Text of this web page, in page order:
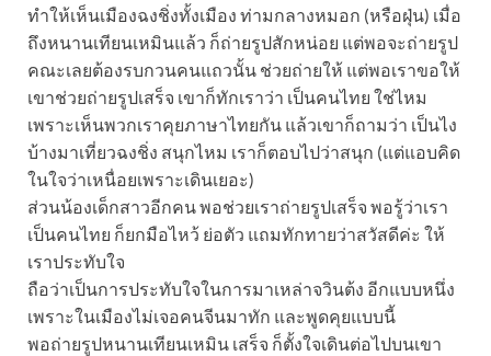
ทำให้เห็นเมืองฉงชิ่งทั้งเมือง ท่ามกลางหมอก (หรือฝุ่น) เมื่อ
ถึงหนานเทียนเหมินแล้ว ก็ถ่ายรูปสักหน่อย แต่พอจะถ่ายรูป
คณะเลยต้องรบกวนคนแถวนั้น ช่วยถ่ายให้ แต่พอเราขอให้
เขาช่วยถ่ายรูปเสร็จ เขาก็ทักเราว่า เป็นคนไทย ใช่ไหม
เพราะเห็นพวกเราคุยภาษาไทยกัน แล้วเขาก็ถามว่า เป็นไง
บ้างมาเที่ยวฉงชิ่ง สนุกไหม เราก็ตอบไปว่าสนุก (แต่แอบคิด
ในใจว่าเหนื่อยเพราะเดินเยอะ)
ส่วนน้องเด็กสาวอีกคน พอช่วยเราถ่ายรูปเสร็จ พอรู้ว่าเรา
เป็นคนไทย ก็ยกมือไหว้ ย่อตัว แถมทักทายว่าสวัสดีค่ะ ให้
เราประทับใจ
ถือว่าเป็นการประทับใจในการมาเหล่าจวินต้ง อีกแบบหนึ่ง
เพราะในเมืองไม่เจอคนจีนมาทัก และพูดคุยแบบนี้
พอถ่ายรูปหนานเทียนเหมิน เสร็จ ก็ตั้งใจเดินต่อไปบนเขา